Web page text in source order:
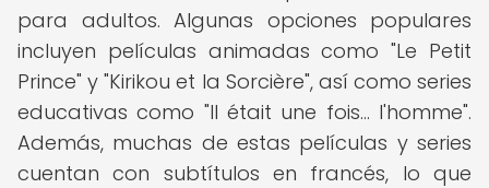
para adultos. Algunas opciones populares
incluyen películas animadas como "Le Petit
Prince" y "Kirikou et la Sorcière", así como series
educativas como "Il était une fois... l'homme".
Además, muchas de estas películas y series
cuentan con subtítulos en francés, lo que